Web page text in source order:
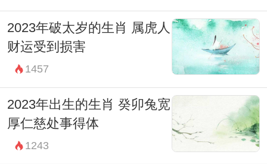
2023年破太岁的生肖 属虎人
财运受到损害
1457
2023年出生的生肖 癸卯兔宽
厚仁慈处事得体
1243